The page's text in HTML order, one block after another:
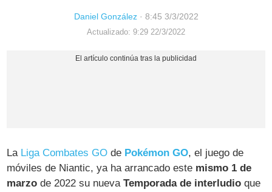
Daniel González· 8:45 3/3/2022
Actualizado: 9:29 22/3/2022
La Liga Combates GO de Pokémon GO, el juego de
móviles de Niantic, ya ha arrancado este mismo 1 de
marzo de 2022 su nuevaTemporada de interludio que